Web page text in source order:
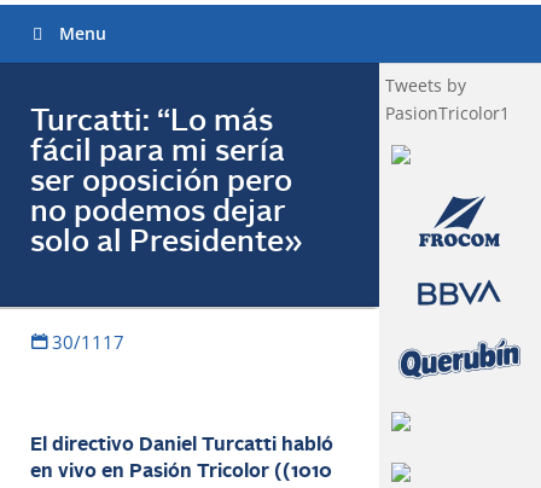
Menu
Turcatti: “Lo más
fácil para mi sería
ser oposición pero
no podemos dejar
solo al Presidente»
30/1117
El directivo Daniel Turcatti habló
en vivo en Pasión Tricolor ((1010
Tweets by
PasionTricolor1